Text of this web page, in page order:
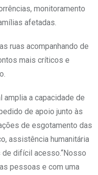
monitoramento
afetadas.
ruas acompanhando de
mais críticos e
amplia a capacidade de
de apoio junto às
de esgotamento das
assistência humanitária
difícil acesso.“Nosso
pessoas e com uma